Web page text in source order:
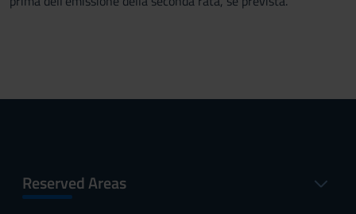
Reserved Areas